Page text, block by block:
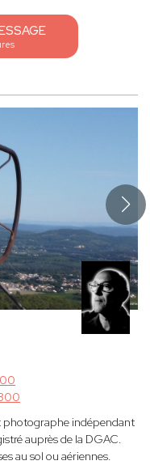
photographe indépendant
auprès de la DGAC.
au sol ou aériennes.